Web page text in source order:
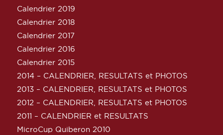
Calendrier 2019
Calendrier 2018
Calendrier 2017
Calendrier 2016
Calendrier 2015
2014 – CALENDRIER, RESULTATS et PHOTOS
2013 – CALENDRIER, RESULTATS et PHOTOS
2012 – CALENDRIER, RESULTATS et PHOTOS
2011 – CALENDRIER et RESULTATS
MicroCup Quiberon 2010